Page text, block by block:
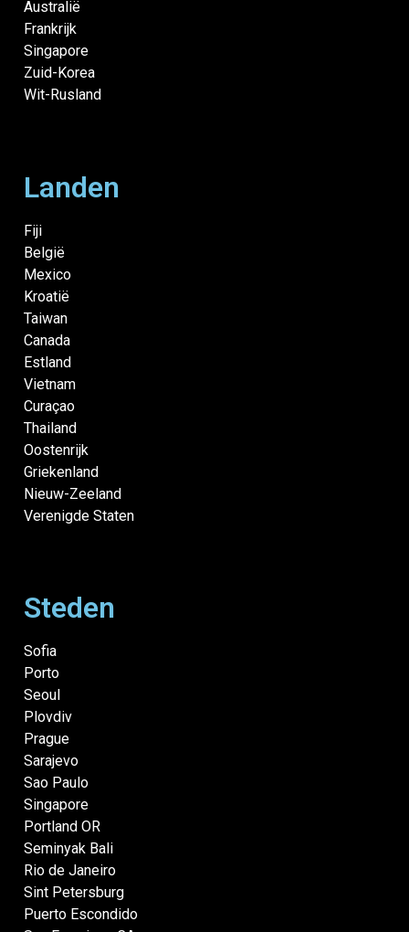
Australië
Frankrijk
Singapore
Zuid-Korea
Wit-Rusland
Landen
Fiji
België
Mexico
Kroatië
Taiwan
Canada
Estland
Vietnam
Curaçao
Thailand
Oostenrijk
Griekenland
Nieuw-Zeeland
Verenigde Staten
Steden
Sofia
Porto
Seoul
Plovdiv
Prague
Sarajevo
Sao Paulo
Singapore
Portland OR
Seminyak Bali
Rio de Janeiro
Sint Petersburg
Puerto Escondido